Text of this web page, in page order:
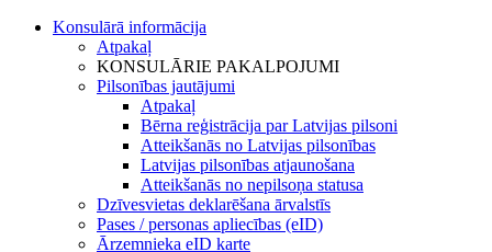
Konsulārā informācija
Atpakaļ
KONSULĀRIE PAKALPOJUMI
Pilsonības jautājumi
Atpakaļ
Bērna reģistrācija par Latvijas pilsoni
Atteikšanās no Latvijas pilsonības
Latvijas pilsonības atjaunošana
Atteikšanās no nepilsoņa statusa
Dzīvesvietas deklarēšana ārvalstīs
Pases / personas apliecības (eID)
Ārzemnieka eID karte